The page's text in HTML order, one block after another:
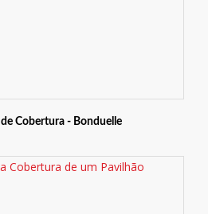
Cobertura - Bonduelle